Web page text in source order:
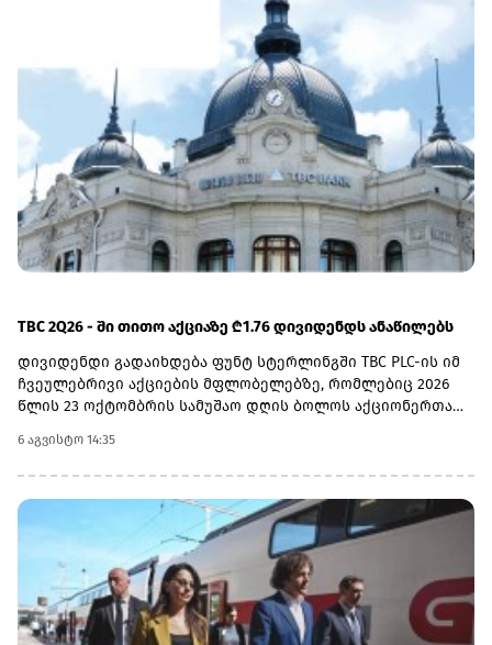
TBC 2Q26 - ში თითო აქციაზე ₾1.76 დივიდენდს ანაწილებს
დივიდენდი გადაიხდება ფუნტ სტერლინგში TBC PLC-ის იმ
ჩვეულებრივი აქციების მფლობელებზე, რომლებიც 2026
წლის 23 ოქტომბრის სამუშაო დღის ბოლოს აქციონერთა
თარიღად 22 ოქტომბერი, ჩანაწერის თარიღად 23
ოქტომბერი, ვალუტის კონვერტაციის თარიღად 6
ნოემბერი, ხოლო უშუალოდ გადახდის თარიღად კი 20
ნოემბერი დასახელდა.2026 წლის მეორე კვარტლის
დივიდენდის ფუნტ სტერლინგში გადასახდელად
გამოსაყენებელი ლარი/ფუნტი სტერლინგის გაცვლითი
კურსი სებ-ის მიერ გამოქვეყნებული ოფიციალური
გაცვლითი კურსის 5 დღიანი საშუალო მაჩვენებლით
განისაზღვრება, რომელიც მოიცავს 2026 წლის 2
6 აგვისტო 14:35